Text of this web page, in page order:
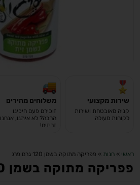
ראשי » חנות » פפריקה מתוקה בשמן 120 גרם פרג
פפריקה מתוקה בשמן 120 גרם פרג
שירות מקצועי
קניה מאובטחת ושירות
לקוחות מעולה
משלוחים מהירים
זוכירם פעם חיכינו
הרבה? לא איתנו, אנחנו
זריזים!